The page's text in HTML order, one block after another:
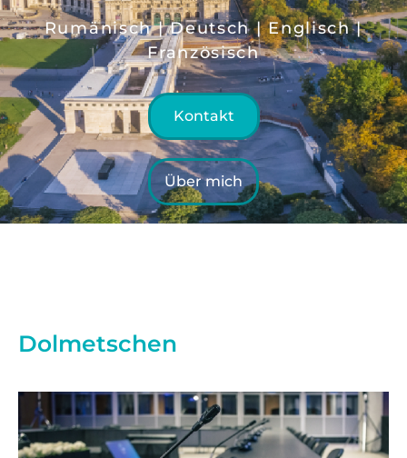
Rumänisch | Deutsch | Englisch |
Französisch
Kontakt
Über mich
Dolmetschen